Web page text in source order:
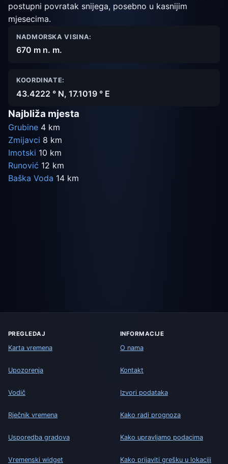
postupni povratak snijega, posebno u kasnijim
mjesecima.
NADMORSKA VISINA:
670 m n. m.
KOORDINATE:
43.4222 ° N, 17.1019 ° E
Najbliža mjesta
Grubine 4 km
Zmijavci 8 km
Imotski 10 km
Runović 12 km
Baška Voda 14 km
PREGLEDAJ
Karta vremena
Upozorenja
Vodič
Rječnik vremena
Usporedba gradova
Vremenski widget
INFORMACIJE
O nama
Kontakt
Izvori podataka
Kako radi prognoza
Kako upravljamo podacima
Kako prijaviti grešku u lokaciji